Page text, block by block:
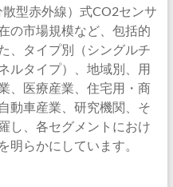
型赤外線）式CO2センサ
の市場規模など、包括的
、タイプ別（シングルチ
ルタイプ）、地域別、用
、医療産業、住宅用・商
動車産業、研究機関、そ
し、各セグメントにおけ
明らかにしています。